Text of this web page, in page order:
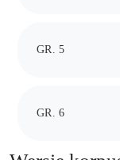
GR. 5
GR. 6